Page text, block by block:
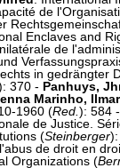
de
Enclaves and
de
in gedrängter
370 - Panhuys,
Marinho, Ilmar
1960 (Red. ): 584 -
de Justice.
(Steinberger
de droit en
Organizations (